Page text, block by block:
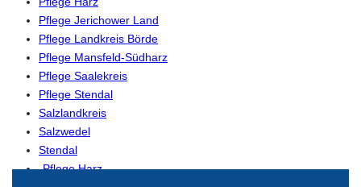
Pflege Jerichower Land
Pflege Landkreis Börde
Pflege Mansfeld-Südharz
Pflege Saalekreis
Pflege Stendal
Salzlandkreis
Salzwedel
Stendal
-Pflege Harz